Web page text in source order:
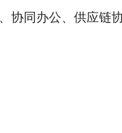
协同办公、供应链